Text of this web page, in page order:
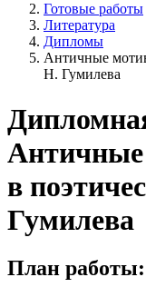
Готовые работы
Литература
Дипломы
Античные
Н. Гумилева
в
Гумилева
План работы: